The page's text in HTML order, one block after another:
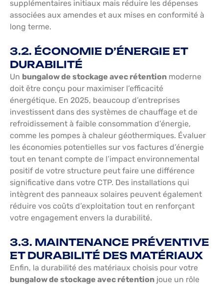
supplémentaires initiaux mais réduire les dépenses
associées aux amendes et aux mises en conformité à
long terme.
3.2. ÉCONOMIE D’ÉNERGIE ET
DURABILITÉ
Un bungalow de stockage avec rétention moderne
doit être conçu pour maximiser l’efficacité
énergétique. En 2025, beaucoup d’entreprises
investissent dans des systèmes de chauffage et de
refroidissement à faible consommation d’énergie,
comme les pompes à chaleur géothermiques. Évaluer
les économies potentielles sur vos factures d’énergie
tout en tenant compte de l’impact environnemental
positif de votre structure peut faire une différence
significative dans votre CTP. Des installations qui
intègrent des panneaux solaires peuvent également
réduire vos coûts d’exploitation tout en renforçant
votre engagement envers la durabilité.
3.3. MAINTENANCE PRÉVENTIVE
ET DURABILITÉ DES MATÉRIAUX
Enfin, la durabilité des matériaux choisis pour votre
bungalow de stockage avec rétention joue un rôle